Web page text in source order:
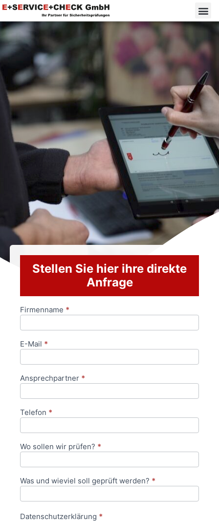
Stellen Sie hier ihre direkte
Anfrage
Anfrageformular
Firmenname *
E-Mail *
Ansprechpartner *
Telefon *
Wo sollen wir prüfen? *
Was und wieviel soll geprüft werden? *
Datenschutzerklärung *